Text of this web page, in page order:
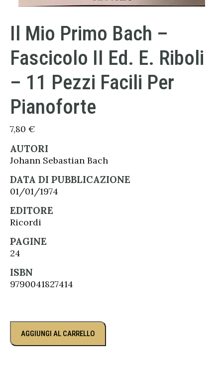
Il Mio Primo Bach –
Fascicolo II Ed. E. Riboli
– 11 Pezzi Facili Per
Pianoforte
7,80 €
AUTORI
Johann Sebastian Bach
DATA DI PUBBLICAZIONE
01/01/1974
EDITORE
Ricordi
PAGINE
24
ISBN
9790041827414
AGGIUNGI AL CARRELLO